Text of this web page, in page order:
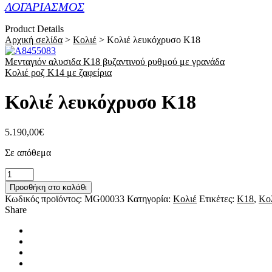
ΛΟΓΑΡΙΑΣΜΟΣ
Product Details
Αρχική σελίδα > Κολιέ > Κολιέ λευκόχρυσο Κ18
Μενταγιόν αλυσιδα Κ18 βυζαντινού ρυθμού με γρανάδα
Κολιέ ροζ Κ14 με ζαφείρια
Κολιέ λευκόχρυσο Κ18
5.190,00€
Σε απόθεμα
Κολιέ
λευκόχρυσο
Κ18
ποσότητα
Προσθήκη στο καλάθι
Κωδικός προϊόντος: MG00033 Κατηγορία: Κολιέ Ετικέτες: Κ18,
Share